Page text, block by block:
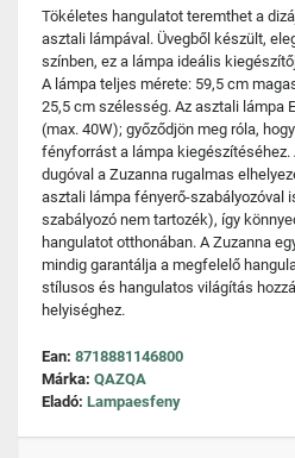
Tökéletes hangulatot teremthet a
asztali lámpával. Üvegből készült,
színben, ez a lámpa ideális
A lámpa teljes mérete: 59,5 cm
25,5 cm szélesség. Az asztali lámpa
(max. 40W); győződjön meg róla,
fényforrást a lámpa
dugóval a Zuzanna rugalmas
asztali lámpa fényerő-szabályozóval
szabályozó nem tartozék), így
hangulatot otthonában. A Zuzanna
mindig garantálja a megfelelő
stílusos és hangulatos világítás
helyiséghez.
Ean: 8718881146800
Márka: QAZQA
Eladó: Lampaesfeny